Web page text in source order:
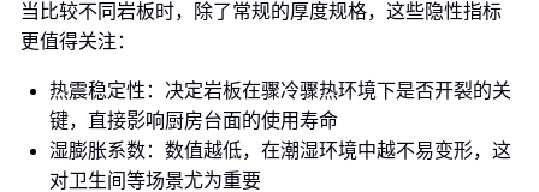
当比较不同岩板时，除了常规的厚度规格，这些隐性指标
更值得关注：
热震稳定性：决定岩板在骤冷骤热环境下是否开裂的关
键，直接影响厨房台面的使用寿命
湿膨胀系数：数值越低，在潮湿环境中越不易变形，这
对卫生间等场景尤为重要